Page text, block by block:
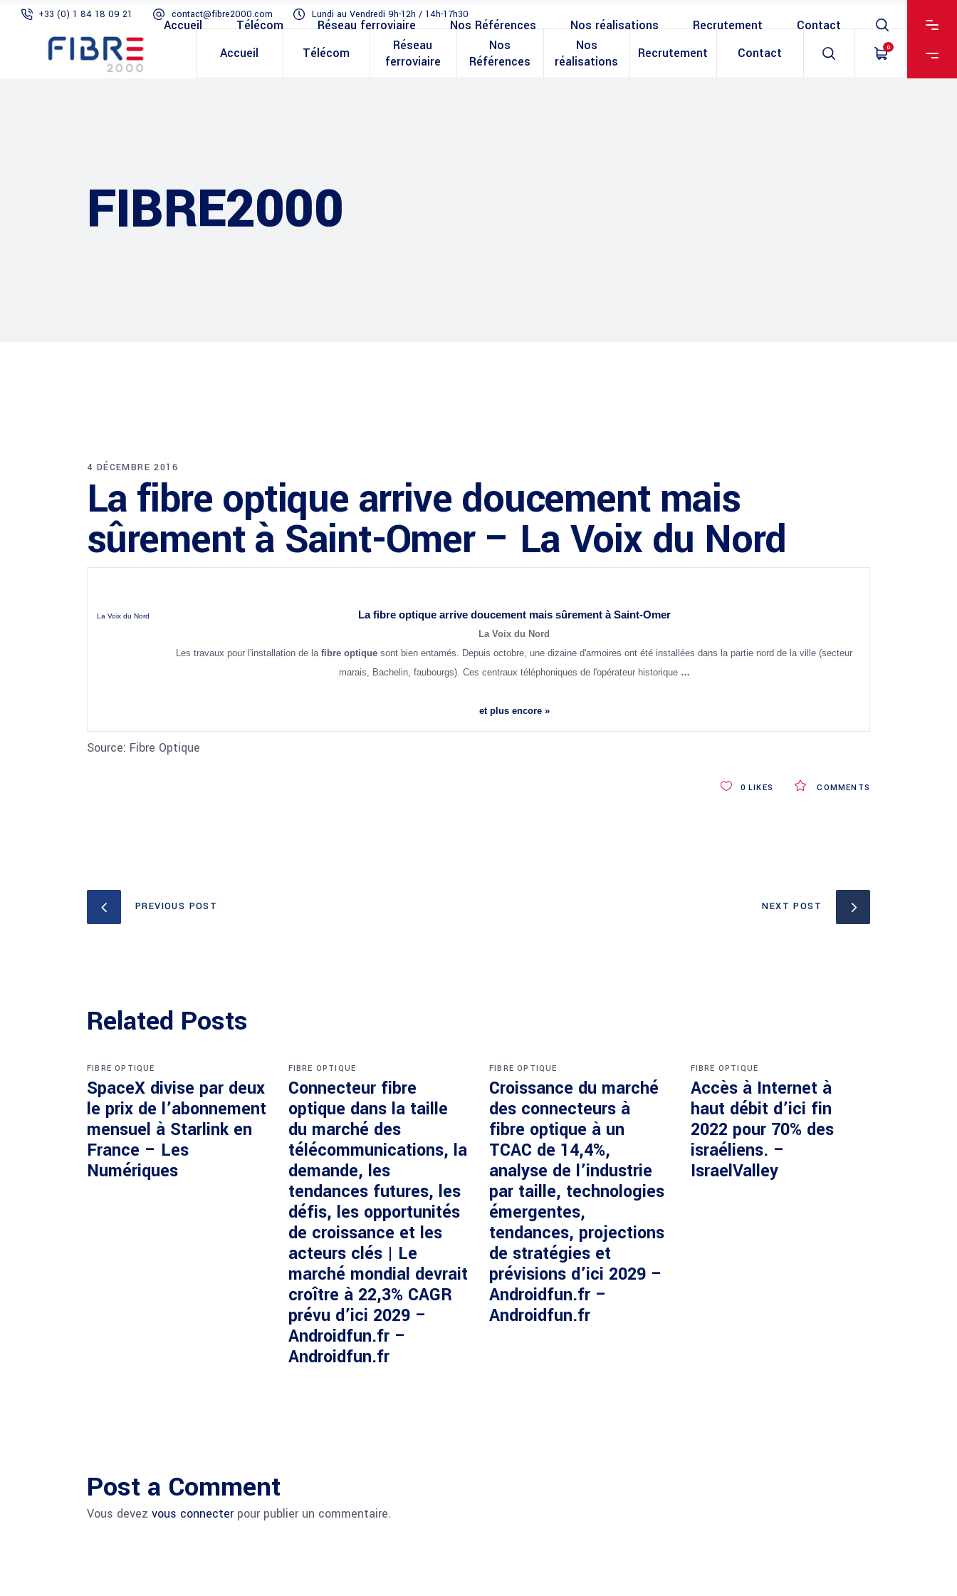
+33 (0) 1 84 18 09 21 contact@fibre2000.com Lundi au Vendredi 9h-12h / 14h-17h30
Accueil Télécom
Réseau
ferroviaire
Nos
Références
Nos
réalisations
Recrutement Contact 0
Accueil Télécom Réseau ferroviaire Nos Références Nos réalisations Recrutement Contact
FIBRE2000
4 DÉCEMBRE 2016
La fibre optique arrive doucement mais
sûrement à Saint-Omer – La Voix du Nord
La Voix du Nord Lafibre optiquearrive doucement mais sûrement à Saint-Omer
La Voix du Nord
Les travaux pour l'installation de la fibre optique sont bien entamés. Depuis octobre, une dizaine d'armoires ont été installées dans la partie nord de la ville (secteur
marais, Bachelin, faubourgs). Ces centraux téléphoniques de l'opérateur historique …
et plus encore »
Source: Fibre Optique
COMMENTS
0 LIKES
PREVIOUS POST NEXT POST
Related Posts
FIBRE OPTIQUE
SpaceX divise par deux
le prix de l’abonnement
mensuel à Starlink en
France – Les
Numériques
FIBRE OPTIQUE
Connecteur fibre
optique dans la taille
du marché des
télécommunications, la
demande, les
tendances futures, les
défis, les opportunités
de croissance et les
acteurs clés | Le
marché mondial devrait
croître à 22,3% CAGR
prévu d’ici 2029 –
Androidfun.fr –
Androidfun.fr
FIBRE OPTIQUE
Croissance du marché
des connecteurs à
fibre optique à un
TCAC de 14,4%,
analyse de l’industrie
par taille, technologies
émergentes,
tendances, projections
de stratégies et
prévisions d’ici 2029 –
Androidfun.fr –
Androidfun.fr
FIBRE OPTIQUE
Accès à Internet à
haut débit d’ici fin
2022 pour 70% des
israéliens. –
IsraelValley
Post a Comment
Vous devez vous connecterpour publier un commentaire.